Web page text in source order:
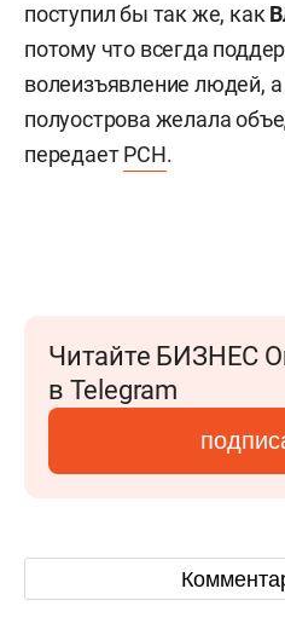
поступил бы так же, как
потому что всегда
волеизъявление людей,
полуострова желала
передаетРСН.
Читайте БИЗНЕС
в Telegram